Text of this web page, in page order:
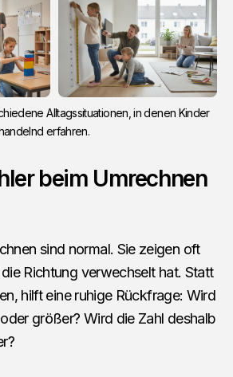
Alltagssituationen, in denen Kinder
erfahren.
beim Umrechnen
sind normal. Sie zeigen oft
Richtung verwechselt hat. Statt
hilft eine ruhige Rückfrage: Wird
größer? Wird die Zahl deshalb